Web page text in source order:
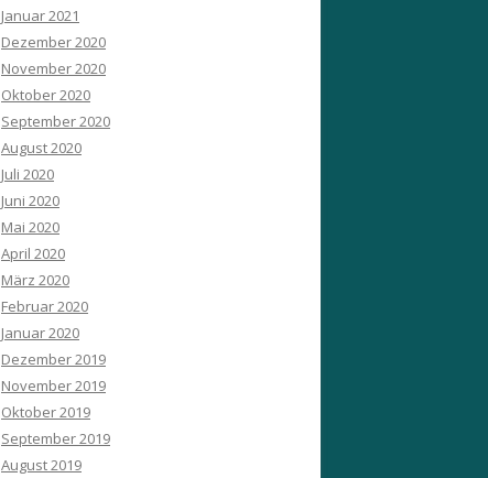
Januar 2021
Dezember 2020
November 2020
Oktober 2020
September 2020
August 2020
Juli 2020
Juni 2020
Mai 2020
April 2020
März 2020
Februar 2020
Januar 2020
Dezember 2019
November 2019
Oktober 2019
September 2019
August 2019